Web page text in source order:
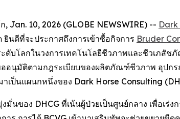
Jan. 10, 2026 (GLOBE NEWSWIRE) -- Dark
นดีที่จะประกาศถึงการเข้าซื้อกิจการ Bruder
ดับโลกในวงการเทคโนโลยีชีวภาพและชีวเภ
อนุมัติตามกฎระเบียบของผลิตภัณฑ์ชีวภาพ อุป
เป็นแผนกหนึ่งของ Dark Horse Consulting
มั่นของ DHCG ที่เน้นผู้ป่วยเป็นศูนย์กลาง เพื่อ